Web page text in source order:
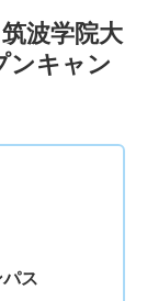
波学院大
ンキャン
ス